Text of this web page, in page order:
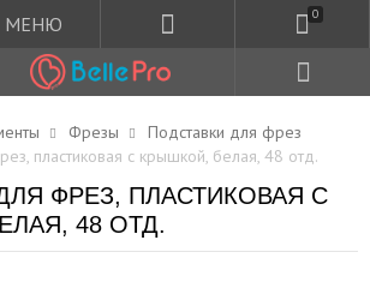
МЕНЮ 0
Фрезы
Подставки для фрез
пластиковая с крышкой, белая, 48 отд.
ФРЕЗ, ПЛАСТИКОВАЯ С
48 ОТД.